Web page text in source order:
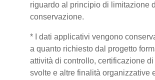
riguardo al principio di limitazione
conservazione.
* I dati applicativi vengono
a quanto richiesto dal progetto
attività di controllo, certificazione di
svolte e altre finalità organizzative